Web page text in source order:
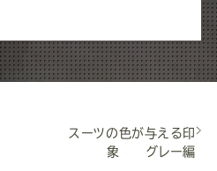
スーツの色が与える印
象 グレー編